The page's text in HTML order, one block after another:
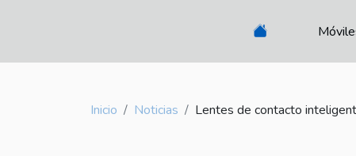
Inicio Noticias Lentes de contacto